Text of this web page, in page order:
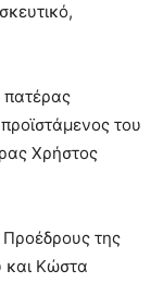
πατέρας
του
Χρήστος
Προέδρους της
και Κώστα